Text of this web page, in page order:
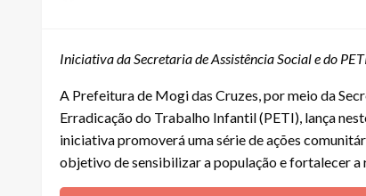
Iniciativa da Secretaria de Assistência Social e do
A Prefeitura de Mogi das Cruzes, por meio da
Erradicação do Trabalho Infantil (PETI), lança
iniciativa promoverá uma série de ações
objetivo de sensibilizar a população e fortalecer a